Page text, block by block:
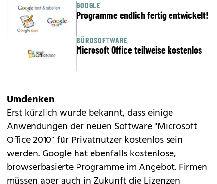
GOOGLE
Programme endlich fertig entwickelt!
BÜROSOFTWARE
Microsoft Office teilweise kostenlos
Umdenken
Erst kürzlich wurde bekannt, dass einige
Anwendungen der neuen Software "Microsoft
Office 2010" für Privatnutzer kostenlos sein
werden. Google hat ebenfalls kostenlose,
browserbasierte Programme im Angebot. Firmen